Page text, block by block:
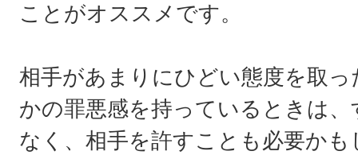
ことがオススメです。
相手があまりにひどい態度を取
かの罪悪感を持っているときは
なく、相手を許すことも必要か